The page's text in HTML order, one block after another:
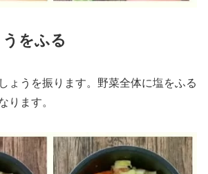
をふる
ょうを振ります。野菜全体に塩をふる
ります。